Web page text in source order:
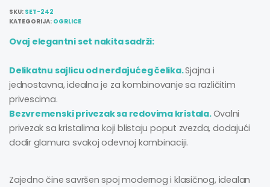
SKU: SET-242
KATEGORIJA: OGRLICE
Ovaj elegantni set nakita sadrži:
Delikatnu sajlicu od nerđajućeg čelika.Sjajna i
jednostavna, idealna je za kombinovanje sa različitim
privescima.
Bezvremenski privezak sa redovima kristala.Ovalni
privezak sa kristalima koji blistaju poput zvezda, dodajući
dodir glamura svakoj odevnoj kombinaciji.
Zajedno čine savršen spoj modernog i klasičnog, idealan